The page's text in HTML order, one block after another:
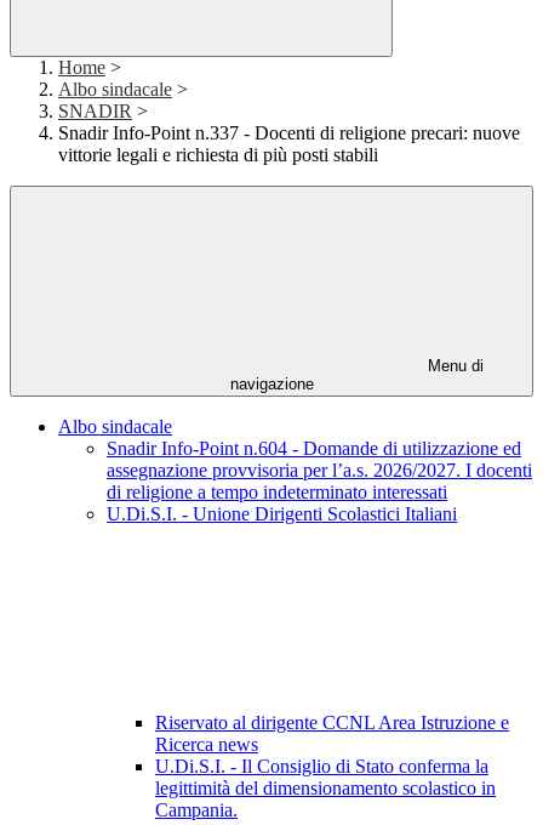
Home >
Albo sindacale >
SNADIR >
Snadir Info-Point n.337 - Docenti di religione precari: nuove
vittorie legali e richiesta di più posti stabili
Menu di
navigazione
Albo sindacale
Snadir Info-Point n.604 - Domande di utilizzazione ed
assegnazione provvisoria per l’a.s. 2026/2027. I docenti
di religione a tempo indeterminato interessati
U.Di.S.I. - Unione Dirigenti Scolastici Italiani
Riservato al dirigente CCNL Area Istruzione e
Ricerca news
U.Di.S.I. - Il Consiglio di Stato conferma la
legittimità del dimensionamento scolastico in
Campania.